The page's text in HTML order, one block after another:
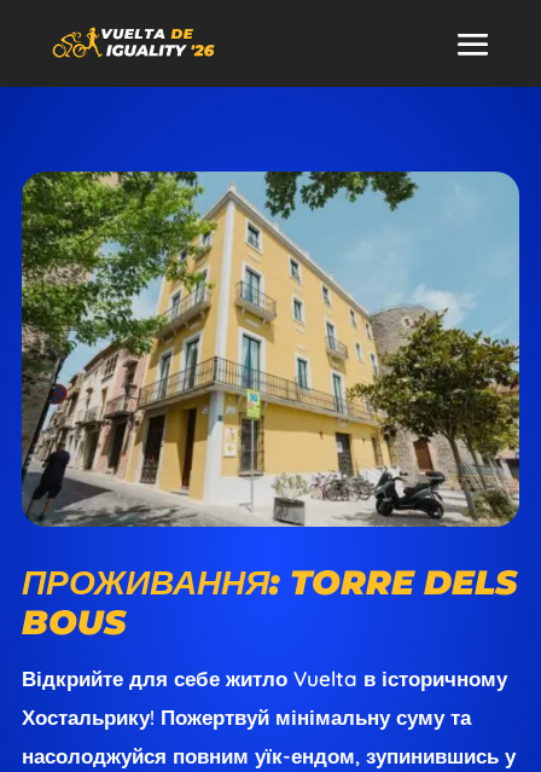
ПРОЖИВАННЯ: TORRE DELS
BOUS
Відкрийте для себе житло Vuelta в історичному
Хостальрику! Пожертвуй мінімальну суму та
насолоджуйся повним уїк-ендом, зупинившись у